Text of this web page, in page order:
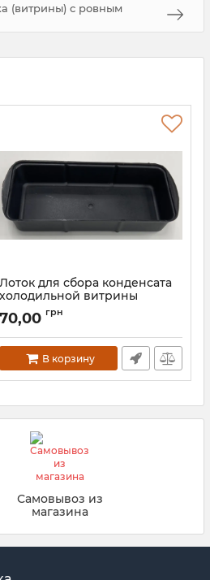
(витрины) с ровным
Лоток для сбора конденсата
холодильной витрины
70,00 грн
В корзину
Самовывоз из
магазина